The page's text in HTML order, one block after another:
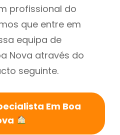
profissional do
que entre em
equipa de
Nova através do
seguinte.
Em Boa